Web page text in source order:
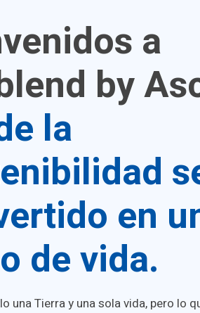
a
by
la
en
de vida.
una Tierra y una sola vida, pero lo